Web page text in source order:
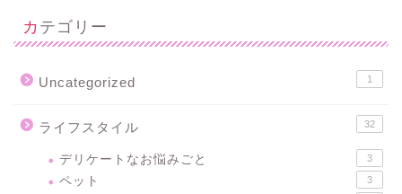
カテゴリー
Uncategorized 1
ライフスタイル 32
デリケートなお悩みごと 3
ペット 3